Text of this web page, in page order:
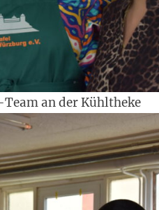
an der Kühltheke